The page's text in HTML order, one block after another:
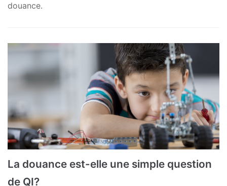
douance.
La douance est-elle une simple question
de QI?